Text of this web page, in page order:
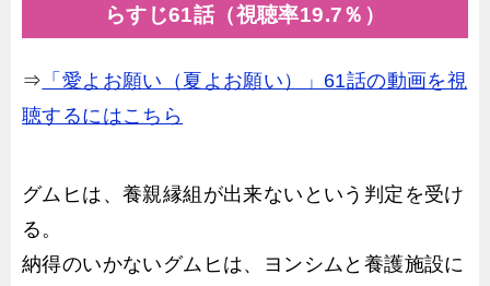
らすじ61話（視聴率19.7％）
⇒ 「愛よお願い（夏よお願い）」61話の動画を視
聴するにはこちら
グムヒは、養親縁組が出来ないという判定を受け
る。
納得のいかないグムヒは、ヨンシムと養護施設に